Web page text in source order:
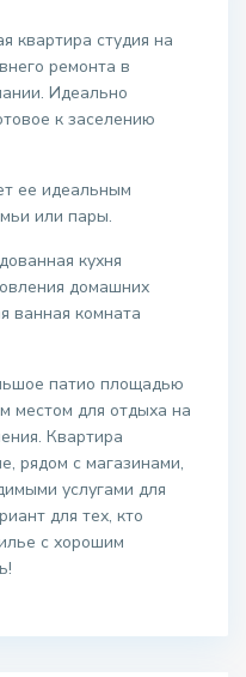
квартира студия на
ремонта в
Идеально
к заселению
ее идеальным
или пары.
кухня
домашних
ванная комната
патио площадью
местом для отдыха на
Квартира
рядом с магазинами,
услугами для
для тех, кто
с хорошим